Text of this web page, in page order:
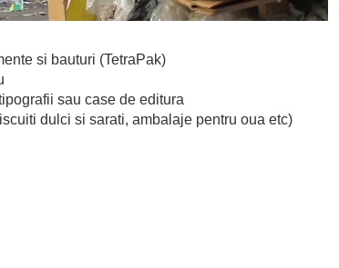
si bauturi (TetraPak)
sau case de editura
dulci si sarati, ambalaje pentru oua etc)